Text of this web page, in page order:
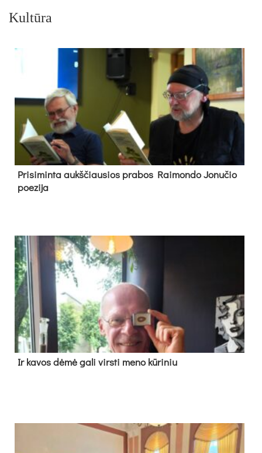
Kultūra
Pri­si­min­ta aukš­čiau­sios pra­bos Rai­mon­do Jo­nu­čio
poe­zi­ja
Ir ka­vos dė­mė ga­li virs­ti me­no kū­ri­niu